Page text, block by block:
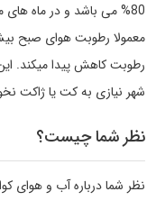
معمولا رطوبت هوای صبح
رطوبت کاهش پیدا میکند.
شهر نیازی به کت یا ژاکت
نظر شما چیست؟
نظر شما درباره آب و هوای